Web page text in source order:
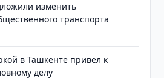
изменить
транспорта
в Ташкенте привел к
делу